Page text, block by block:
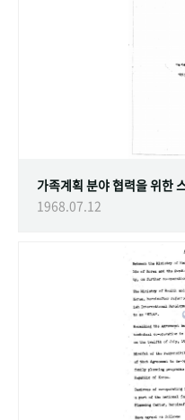
가족계획 분야 협력을 위한
1968.07.12